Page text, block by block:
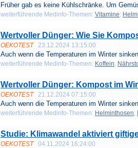
Früher gab es keine Kühlschränke. Um
weiterführende Medinfo-Themen: Vitamine;
Wertvoller Dünger: Wie Sie
OEKOTEST 23.12.2024 13:15:00
Auch wenn die Temperaturen im Winter
weiterführende Medinfo-Themen: Koffein;
Wertvoller Dünger: Kompost im
OEKOTEST 21.12.2024 07:15:00
Auch wenn die Temperaturen im Winter
weiterführende Medinfo-Themen: Helminthosen;
Studie: Klimawandel aktiviert
OEKOTEST 04.11.2024 16:24:00